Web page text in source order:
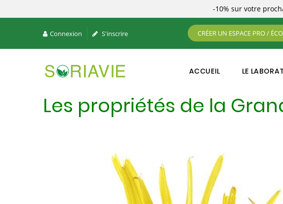
-10% sur votre
Connexion S'inscrire CRÉER UN ESPACE PRO /
ACCUEIL LE
Les propriétés de la